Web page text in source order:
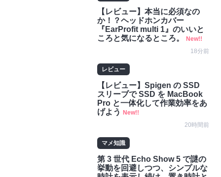
【レビュー】本当に必須なの
か！？ヘッドホンカバー
『EarProfit multi 1』のいいと
ころと気になるところ。
New!!
18分前
レビュー
【レビュー】Spigen の SSD
スリーブで SSD を MacBook
Pro と一体化して作業効率をあ
げよう
New!!
20時間前
マメ知識
第 3 世代 Echo Show 5 で謎の
挙動を回避しつつ、シンプルな